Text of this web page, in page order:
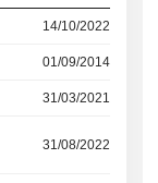
14/10/2022
01/09/2014
31/03/2021
31/08/2022